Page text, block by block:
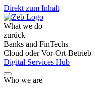
Direkt zum Inhalt
What we do
zurück
Banks and FinTechs
Cloud oder Vor-Ort-Betrieb
Digital Services Hub
Who we are